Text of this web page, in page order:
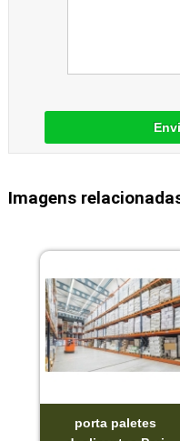
Imagens
porta paletes